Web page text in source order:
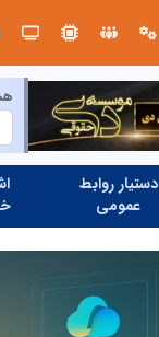
دستیار روابط
عمومی